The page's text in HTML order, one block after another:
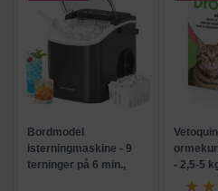
Bordmodel
isterningmaskine - 9
terninger på 6 min.,
- 2,5-5